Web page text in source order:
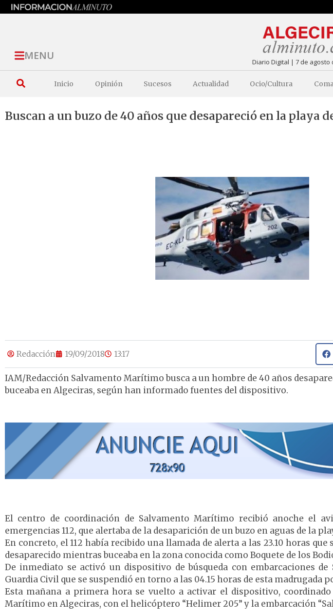
MENU Diario Digital | 7 de agosto
Inicio Opinión Sucesos Actualidad Ocio/Cultura
Buscan a un buzo de 40 años que desapareció en la playa
Redacción 19/09/2018 13:17
IAM/Redacción Salvamento Marítimo busca a un hombre de 40 años
buceaba en Algeciras, según han informado fuentes del dispositivo.
El centro de coordinación de Salvamento Marítimo recibió anoche el
emergencias 112, que alertaba de la desaparición de un buzo en aguas de la
En concreto, el 112 había recibido una llamada de alerta a las 23.10 horas
desaparecido mientras buceaba en la zona conocida como Boquete de los
De inmediato se activó un dispositivo de búsqueda con embarcaciones
Guardia Civil que se suspendió en torno a las 04.15 horas de esta madrugada
Esta mañana a primera hora se vuelto a activar el dispositivo,
Marítimo en Algeciras, con el helicóptero “Helimer 205” y la embarcación